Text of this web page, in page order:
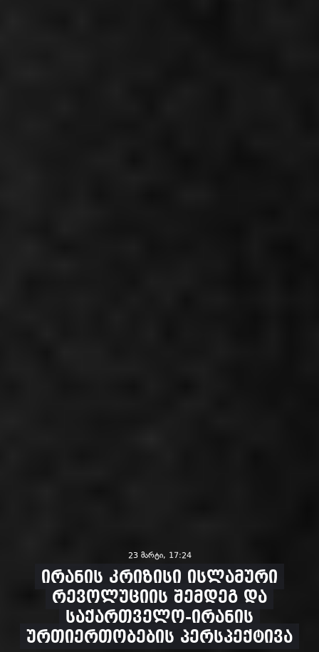
23 მარტი, 17:24
ირანის კრიზისი ისლამური
რევოლუციის შემდეგ და
საქართველო-ირანის
ურთიერთობების პერსპექტივა